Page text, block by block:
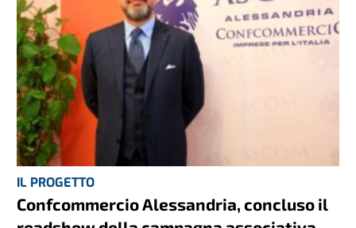
IL PROGETTO
Confcommercio Alessandria, concluso il